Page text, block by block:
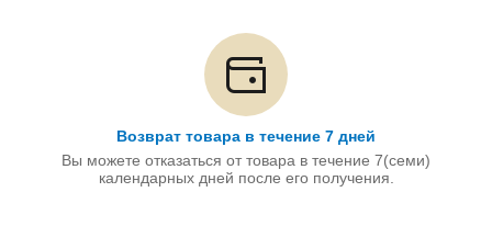
Возврат товара в течение 7 дней
Вы можете отказаться от товара в течение 7(семи)
календарных дней после его получения.